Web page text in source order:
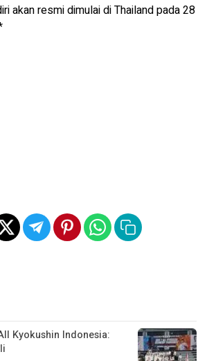
akan resmi dimulai di Thailand pada 28
Kyokushin Indonesia: